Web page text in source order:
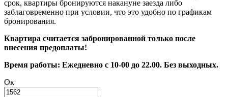
срок, квартиры бронируются накануне заезда либо
заблаговременно при условии, что это удобно по графикам
бронирования.
Квартира считается забронированной только после
внесения предоплаты!
Время работы: Ежедневно с 10-00 до 22.00. Без выходных.
Ок